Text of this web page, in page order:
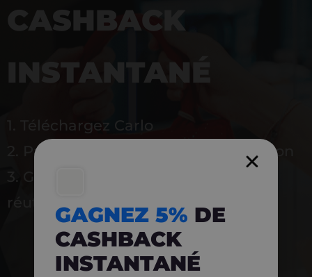
CASHBACK
INSTANTANÉ
1. Téléchargez Carlo
2. Payez en magasin avec l’application
3. Gagnez instantanément 5 % à
réutiliserGAGNEZ 5% DE
CASHBACK
INSTANTANÉ